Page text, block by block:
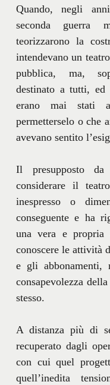
Quando, negli
seconda guerra
teorizzarono la
intendevano un
pubblica, ma,
destinato a tutti,
erano mai stati
permetterselo o che
avevano sentito
Il presupposto
considerare il
inespresso o
conseguente e ha
una vera e propria
conoscere le attività
e gli abbonamenti,
consapevolezza
stesso.
A distanza più di
recuperato dagli
con cui quel
quell’inedita